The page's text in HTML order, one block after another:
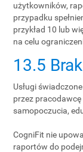
użytkowników,
przypadku
przykład 10 lub
na celu
13.5
Usługi
przez
samopoczucia,
CogniFit nie
raportów do